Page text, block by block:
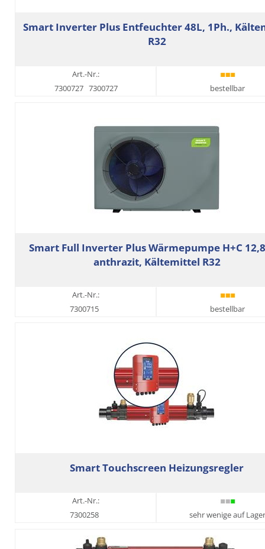
Smart Inverter Plus Entfeuchter 48L, 1Ph.,
R32
Art.-Nr.:
7300727 7300727 bestellbar
Smart Full Inverter Plus Wärmepumpe H+C
anthrazit, Kältemittel R32
Art.-Nr.:
7300715
bestellbar
Smart Touchscreen Heizungsregler
Art.-Nr.:
7300258
sehr wenige auf Lager